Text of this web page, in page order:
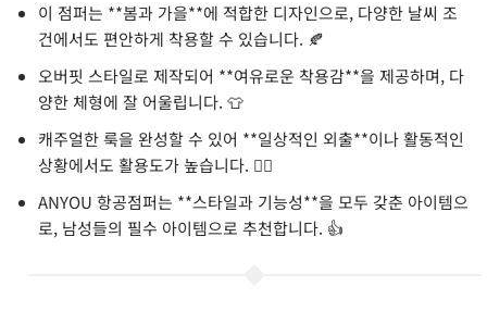
이 점퍼는 **봄과 가을**에 적합한 디자인으로, 다양한 날씨 조
건에서도 편안하게 착용할 수 있습니다. 🍂
오버핏 스타일로 제작되어 **여유로운 착용감**을 제공하며, 다
양한 체형에 잘 어울립니다. 👕
캐주얼한 룩을 완성할 수 있어 **일상적인 외출**이나 활동적인
상황에서도 활용도가 높습니다. 🚶‍♂️
ANYOU 항공점퍼는 **스타일과 기능성**을 모두 갖춘 아이템으
로, 남성들의 필수 아이템으로 추천합니다. 👍